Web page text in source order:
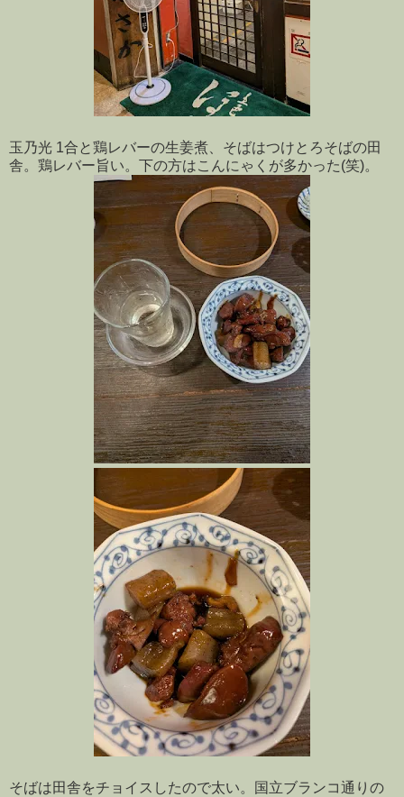
玉乃光 1合と鶏レバーの生姜煮、そばはつけとろそばの田
舎。鶏レバー旨い。下の方はこんにゃくが多かった(笑)。
そばは田舎をチョイスしたので太い。国立ブランコ通りの